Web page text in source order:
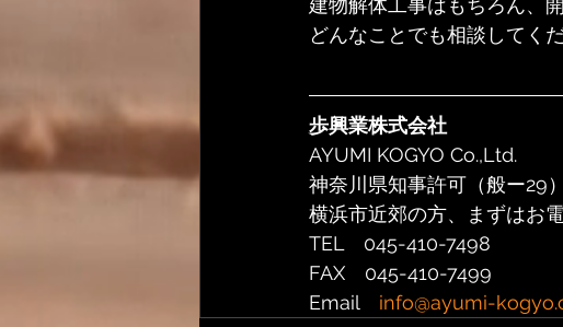
どんなことでも相談してくだ
歩興業株式会社
AYUMI KOGYO Co.,Ltd.
神奈川県知事許可（般ー29
横浜市近郊の方、まずはお
TEL　045-410-7498
FAX　045-410-7499
Email info@ayumi-